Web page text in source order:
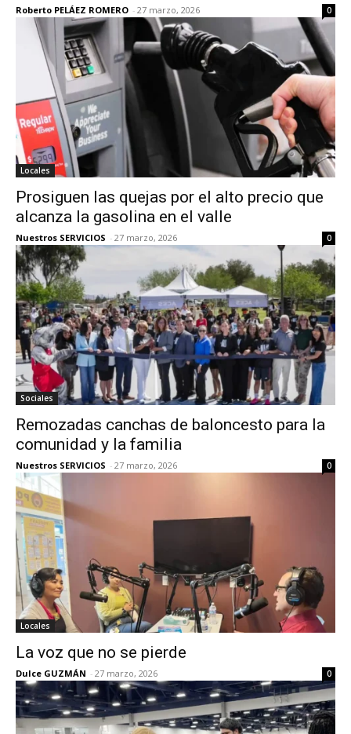
Roberto PELÁEZ ROMERO - 27 marzo, 2026 0
Locales
Prosiguen las quejas por el alto precio que
alcanza la gasolina en el valle
Nuestros SERVICIOS - 27 marzo, 2026 0
Sociales
Remozadas canchas de baloncesto para la
comunidad y la familia
Nuestros SERVICIOS - 27 marzo, 2026 0
Locales
La voz que no se pierde
Dulce GUZMÁN - 27 marzo, 2026 0